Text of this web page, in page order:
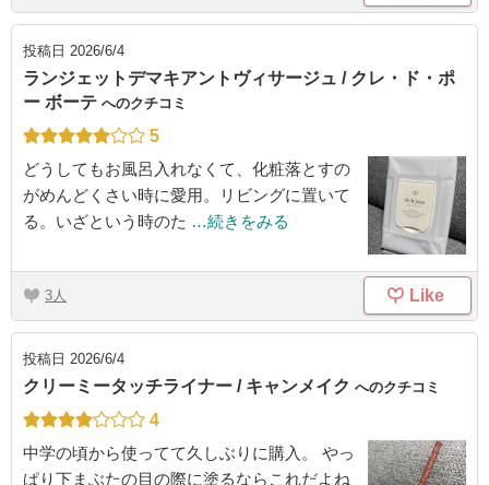
投稿日 2026/6/4
ランジェットデマキアントヴィサージュ / クレ・ド・ポ
ー ボーテ へのクチコミ
5
どうしてもお風呂入れなくて、化粧落とすの
がめんどくさい時に愛用。リビングに置いて
る。いざという時のた …続きをみる
3 Like
投稿日 2026/6/4
クリーミータッチライナー / キャンメイク へのクチコミ
4
中学の頃から使ってて久しぶりに購入。 やっ
ぱり下まぶたの目の際に塗るならこれだよね